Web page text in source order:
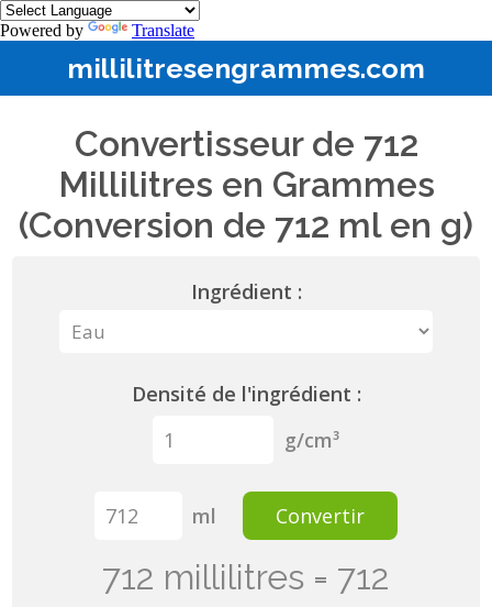
Powered by Translate
millilitresengrammes.com
Convertisseur de 712
Millilitres en Grammes
(Conversion de 712 ml en g)
Ingrédient :
Densité de l'ingrédient :
g/cm³
ml Convertir
712 millilitres = 712